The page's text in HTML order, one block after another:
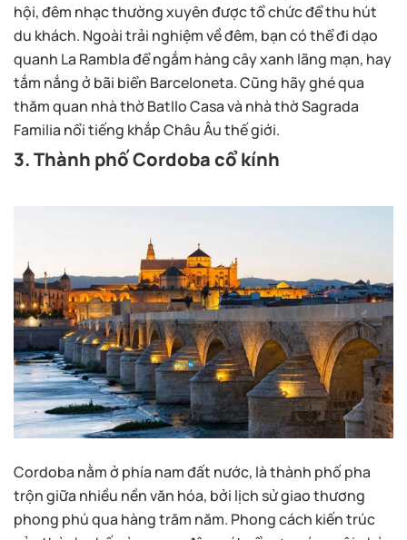
hội, đêm nhạc thường xuyên được tổ chức để thu hút
du khách. Ngoài trải nghiệm về đêm, bạn có thể đi dạo
quanh La Rambla để ngắm hàng cây xanh lãng mạn, hay
tắm nắng ở bãi biển Barceloneta. Cũng hãy ghé qua
thăm quan nhà thờ Batllo Casa và nhà thờ Sagrada
Familia nổi tiếng khắp Châu Âu thế giới.
3. Thành phố Cordoba cổ kính
Cordoba nằm ở phía nam đất nước, là thành phố pha
trộn giữa nhiều nền văn hóa, bởi lịch sử giao thương
phong phú qua hàng trăm năm. Phong cách kiến trúc